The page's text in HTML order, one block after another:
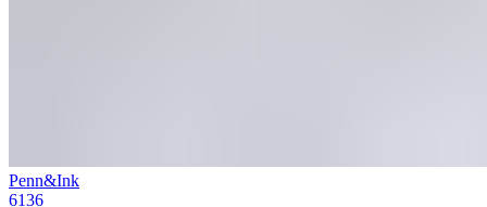
Penn&Ink
6136